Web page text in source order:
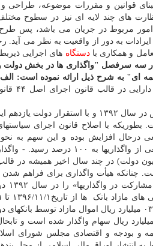
قوانین و مقررات موضوعه، طراحی و
های چند لایه ای نیز در سطوح
مربوط در جریان می باشد، پس طرح
به دور از واقعیت به نظر می
و همکاری بادستگاه های اجرایی
سه سرفصل "واگذاری ها در بخش دولت و
ای" به شرح ذیل ارائه نموده است:
قالب قانون اجرای اصل ۴۴ قانون اساسی و قوانین
در این خصوص در سال ۱۳۹۲ و با
خصوصی واقعی از
دولت) در چند سال اخیر همیشه در
چنانکه هیأت واگذاری برای فراهم
و بودجه و اقتصادی مجلس شورای